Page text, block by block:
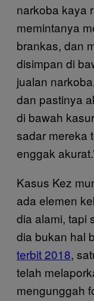
narkoba kaya
memintanya
brankas, dan
disimpan di
jualan
dan pastinya
di bawah
sadar mereka
enggak
Kasus Kez
ada elemen
dia alami, tapi
dia bukan hal
terbit 2018,
telah
mengunggah